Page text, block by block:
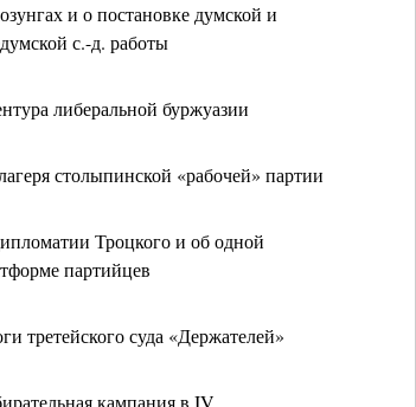
и о постановке думской и
с.-д. работы
либеральной буржуазии
столыпинской «рабочей» партии
Троцкого и об одной
партийцев
третейского суда «Держателей»
кампания в IV